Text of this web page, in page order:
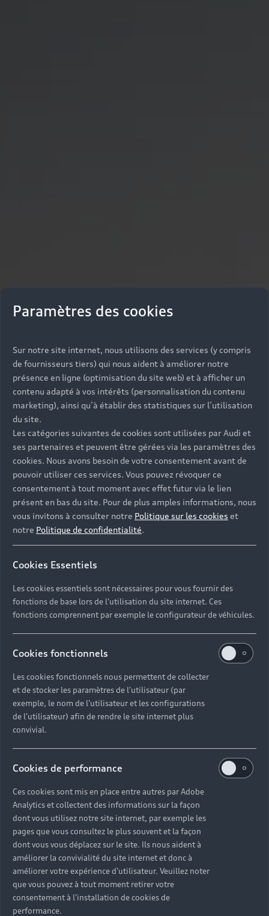
Paramètres des cookies
Sur notre site internet, nous utilisons des services (y compris
de fournisseurs tiers) qui nous aident à améliorer notre
présence en ligne (optimisation du site web) et à afficher un
contenu adapté à vos intérêts (personnalisation du contenu
marketing), ainsi qu’à établir des statistiques sur l’utilisation
du site.
Les catégories suivantes de cookies sont utilisées par Audi et
ses partenaires et peuvent être gérées via les paramètres des
cookies. Nous avons besoin de votre consentement avant de
pouvoir utiliser ces services. Vous pouvez révoquer ce
consentement à tout moment avec effet futur via le lien
présent en bas du site. Pour de plus amples informations, nous
vous invitons à consulter notre Politique sur les cookies et
notre Politique de confidentialité.
Cookies Essentiels
Les cookies essentiels sont nécessaires pour vous fournir des
fonctions de base lors de l'utilisation du site internet. Ces
fonctions comprennent par exemple le configurateur de véhicules.
Cookies fonctionnels
Les cookies fonctionnels nous permettent de collecter
et de stocker les paramètres de l'utilisateur (par
exemple, le nom de l'utilisateur et les configurations
de l'utilisateur) afin de rendre le site internet plus
convivial.
Cookies de performance
Ces cookies sont mis en place entre autres par Adobe
Analytics et collectent des informations sur la façon
dont vous utilisez notre site internet, par exemple les
pages que vous consultez le plus souvent et la façon
dont vous vous déplacez sur le site. Ils nous aident à
améliorer la convivialité du site internet et donc à
améliorer votre expérience d'utilisateur. Veuillez noter
que vous pouvez à tout moment retirer votre
consentement à l'installation de cookies de
performance.